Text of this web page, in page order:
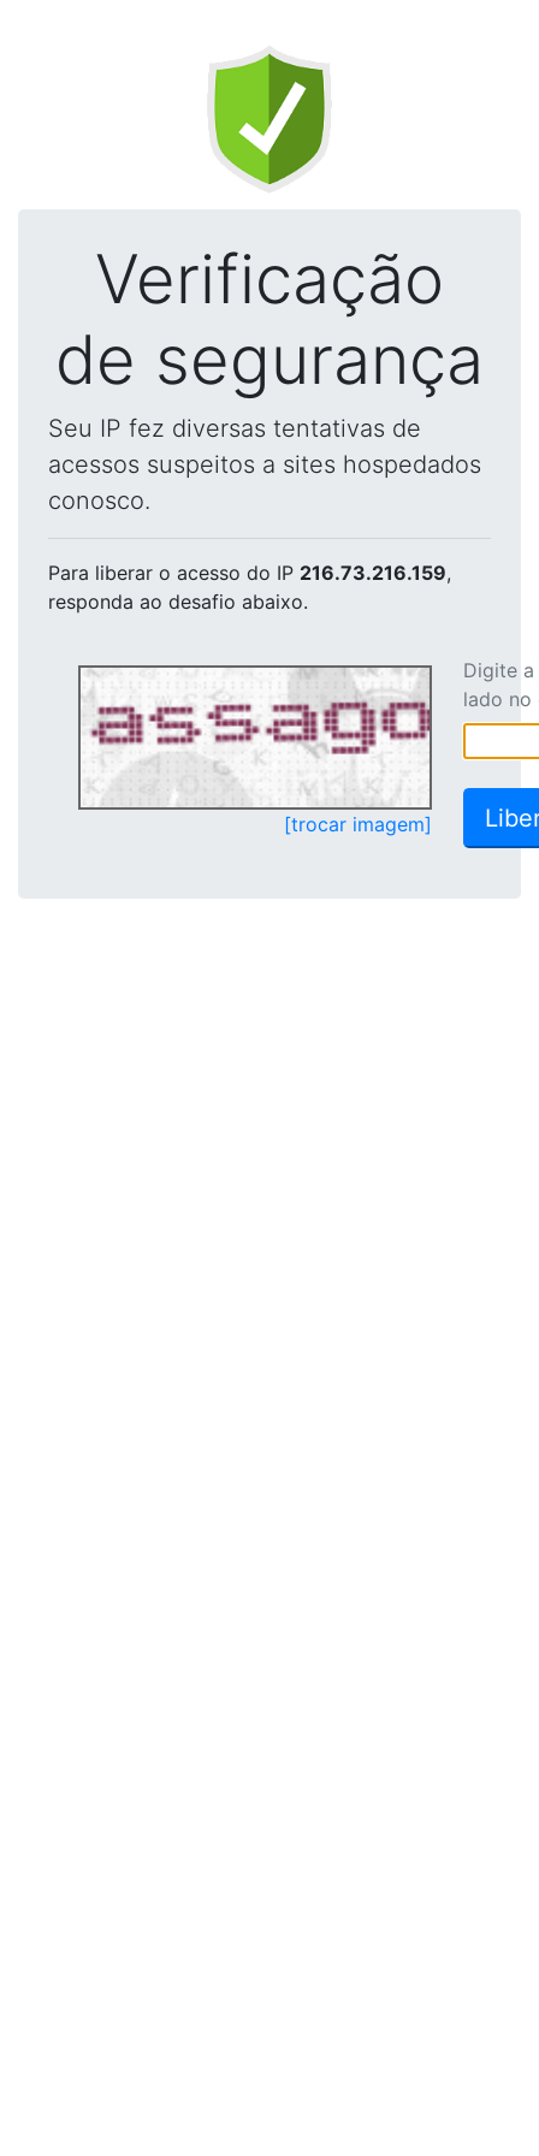
Verificação
de segurança
Seu IP fez diversas tentativas de
acessos suspeitos a sites hospedados
conosco.
Para liberar o acesso do IP 216.73.216.159,
responda ao desafio abaixo.
[trocar imagem]
Digite
lado no